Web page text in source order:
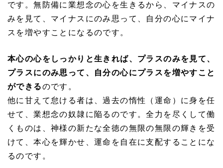
です。無防備に業想念の心を生きるから、マイナスの
みを見て、マイナスにのみ思って、自分の心にマイナ
スを増やすことになるのです。
本心の心をしっかりと生きれば、プラスのみを見て、
プラスにのみ思って、自分の心にプラスを増やすこと
ができるのです。
他に甘えて怠ける者は、過去の惰性（運命）に身を任
せて、業想念の奴隷に陥るのです。全力を尽くして働
くものは、神様の新たな全徳の無限の無限の輝きを受
けて、本心を輝かせ、運命を自在に支配することにな
るのです。